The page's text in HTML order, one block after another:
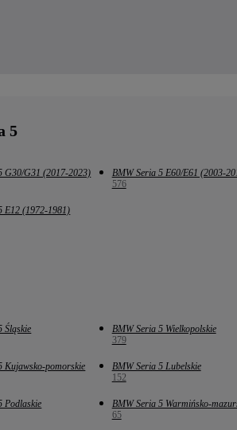
5
G30/G31 (2017-2023)
BMW Seria 5 E60/E61 (2003-
576
E12 (1972-1981)
Śląskie
BMW Seria 5 Wielkopolskie
379
Kujawsko-pomorskie
BMW Seria 5 Lubelskie
152
Podlaskie
BMW Seria 5 Warmińsko-
65